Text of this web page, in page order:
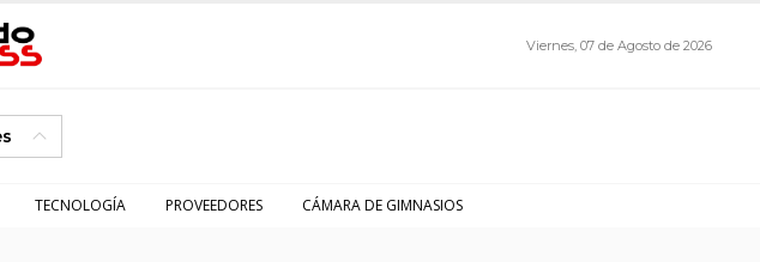
Viernes, 07 de Agosto de 2026
TECNOLOGÍA PROVEEDORES CÁMARA DE GIMNASIOS